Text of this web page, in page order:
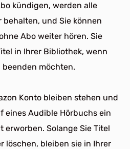
kündigen, werden alle
und Sie können
Abo weiter hören. Sie
in Ihrer Bibliothek, wenn
beenden möchten.
Konto bleiben stehen und
eines Audible Hörbuchs ein
erworben. Solange Sie Titel
löschen, bleiben sie in Ihrer